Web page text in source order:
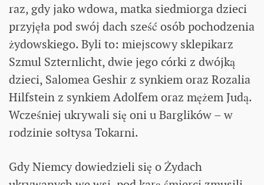
raz, gdy jako wdowa, matka siedmiorga dzieci
przyjęła pod swój dach sześć osób pochodzenia
żydowskiego. Byli to: miejscowy sklepikarz
Szmul Szternlicht, dwie jego córki z dwójką
dzieci, Salomea Geshir z synkiem oraz Rozalia
Hilfstein z synkiem Adolfem oraz mężem Judą.
Wcześniej ukrywali się oni u Barglików – w
rodzinie sołtysa Tokarni.
Gdy Niemcy dowiedzieli się o Żydach